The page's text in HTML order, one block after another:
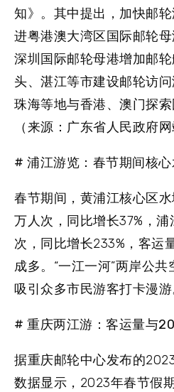
知》。其中提出，加快邮
进粤港澳大湾区国际邮轮母
深圳国际邮轮母港增加邮
头、湛江等市建设邮轮访问
珠海等地与香港、澳门探索
（来源：广东省人民政府网
# 浦江游览：春节期间核
春节期间，黄浦江核心区
万人次，同比增长37%，浦
次，同比增长233%，客运
成多。“一江一河”两岸公共
吸引众多市民游客打卡漫游
# 重庆两江游：客运量与
据重庆邮轮中心发布的
数据显示，2023年春节假